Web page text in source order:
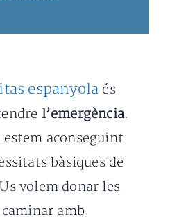
espanyola és
l’emergència.
estem aconseguint
bàsiques de
volem donar les
amb